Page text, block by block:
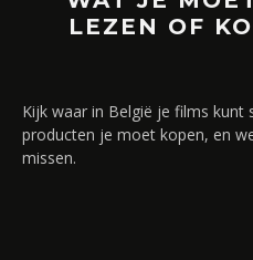
LEZEN OF
Kijk waar in België je films kunt
producten je moet kopen, en
missen.